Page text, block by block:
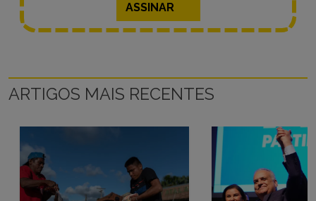
ASSINAR
ARTIGOS MAIS RECENTES